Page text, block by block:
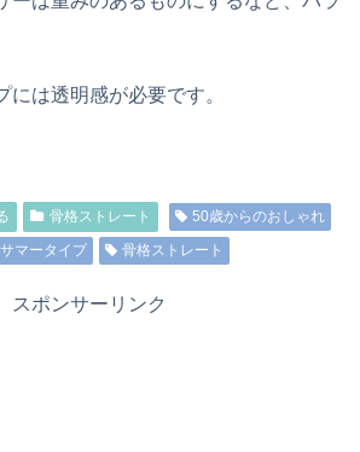
には透明感が必要です。
骨格ストレート
50歳からのおしゃれ
サマータイプ 骨格ストレート
スポンサーリンク